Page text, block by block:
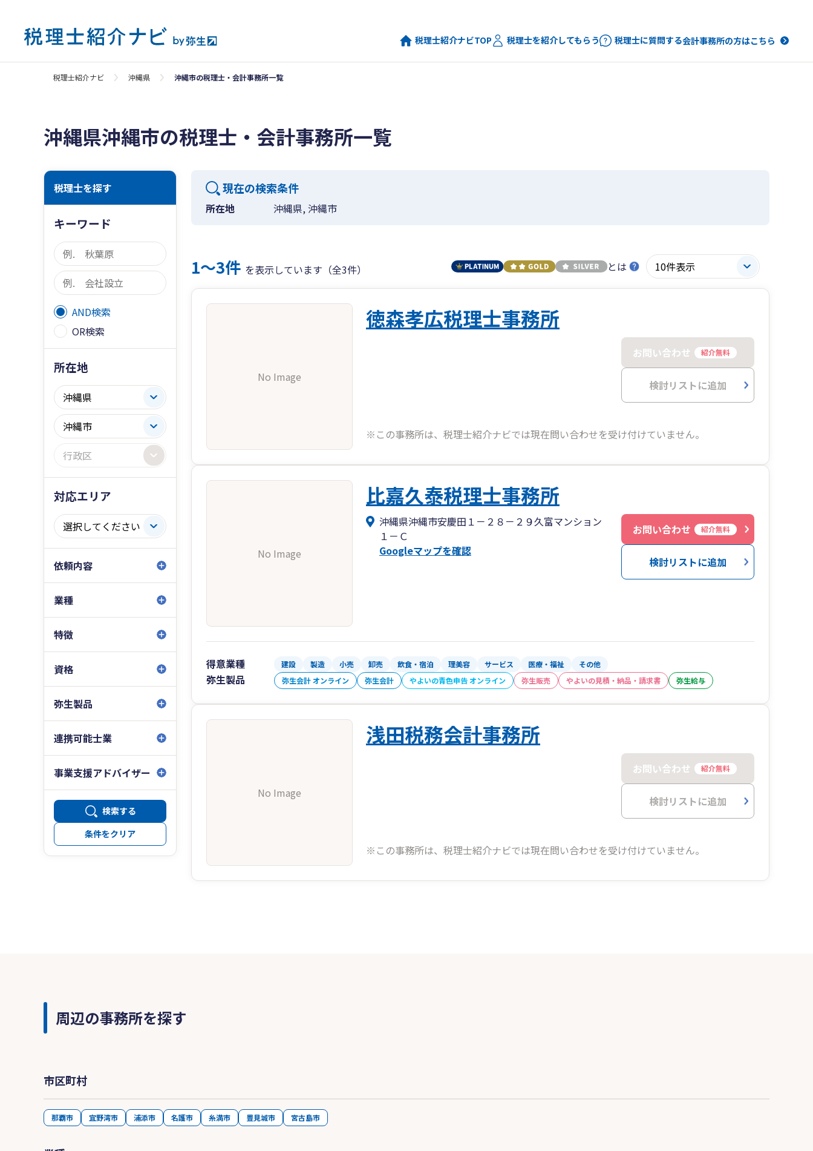
税理士紹介ナビTOP 税理士を紹介してもらう 税理士に質問する会計事務所の方はこちら
税理士紹介ナビ 沖縄県 沖縄市の税理士・会計事務所一覧
沖縄県沖縄市の税理士・会計事務所一覧
税理士を探す
キーワード
AND検索
OR検索
所在地
対応エリア
依頼内容
業種
特徴
資格
弥生製品
連携可能士業
事業支援アドバイザー
検索する
条件をクリア
現在の検索条件
所在地 沖縄県, 沖縄市
1〜3件 を表示しています（全3件） とは
No Image
徳森孝広税理士事務所
お問い合わせ 紹介無料
検討リストに追加
※この事務所は、税理士紹介ナビでは現在問い合わせを受け付けていません。
No Image
比嘉久泰税理士事務所
沖縄県沖縄市安慶田１－２８－２９久富マンション
１－Ｃ
Googleマップを確認
お問い合わせ 紹介無料
検討リストに追加
得意業種 建設 製造 小売 卸売 飲食・宿泊 理美容 サービス 医療・福祉 その他
弥生製品 弥生会計 オンライン 弥生会計 やよいの青色申告 オンライン 弥生販売 やよいの見積・納品・請求書 弥生給与
No Image
浅田税務会計事務所
お問い合わせ 紹介無料
検討リストに追加
※この事務所は、税理士紹介ナビでは現在問い合わせを受け付けていません。
周辺の事務所を探す
市区町村
那覇市 宜野湾市 浦添市 名護市 糸満市 豊見城市 宮古島市